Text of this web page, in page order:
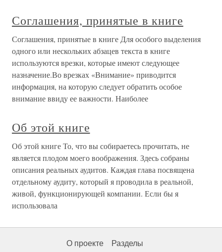
Соглашения, принятые в книге
Соглашения, принятые в книге Для особого выделения
одного или нескольких абзацев текста в книге
используются врезки, которые имеют следующее
назначение.Во врезках «Внимание» приводится
информация, на которую следует обратить особое
внимание ввиду ее важности. Наиболее
Об этой книге
Об этой книге То, что вы собираетесь прочитать, не
является плодом моего воображения. Здесь собраны
описания реальных аудитов. Каждая глава посвящена
отдельному аудиту, который я проводила в реальной,
живой, функционирующей компании. Если бы я
использовала
О проекте Разделы